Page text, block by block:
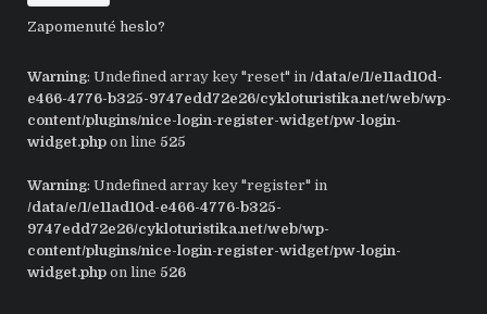
Zapomenuté heslo?
Warning: Undefined array key "reset" in/data/e/1/e11ad10d-
e466-4776-b325-9747edd72e26/cykloturistika.net/web/wp-
content/plugins/nice-login-register-widget/pw-login-
widget.php on line 525
Warning: Undefined array key "register" in
/data/e/1/e11ad10d-e466-4776-b325-
9747edd72e26/cykloturistika.net/web/wp-
content/plugins/nice-login-register-widget/pw-login-
widget.php on line 526